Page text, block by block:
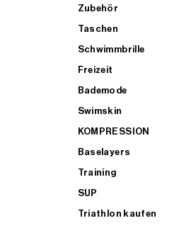
Zubehör
Taschen
Schwimmbrille
Freizeit
Bademode
Swimskin
KOMPRESSION
Baselayers
Training
SUP
Triathlon kaufen